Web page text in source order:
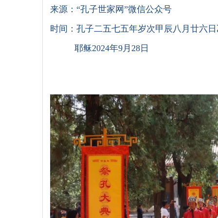
来源：“孔子世家网”微信公众号
时间：孔子二五七五年岁次甲辰八月廿六
耶稣2024年9月28日